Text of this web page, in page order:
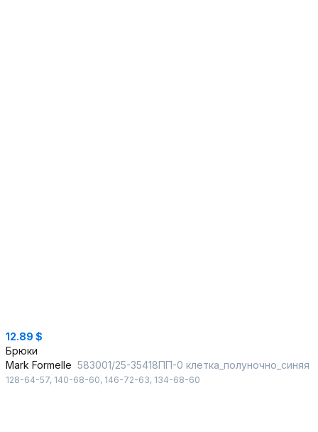
12.89 $
Брюки
Mark Formelle 583001/25-35418ПП-0 клетка_полуночно_синяя
128-64-57, 140-68-60, 146-72-63, 134-68-60